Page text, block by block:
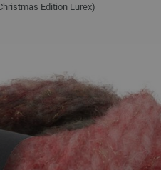
Edition Lurex)